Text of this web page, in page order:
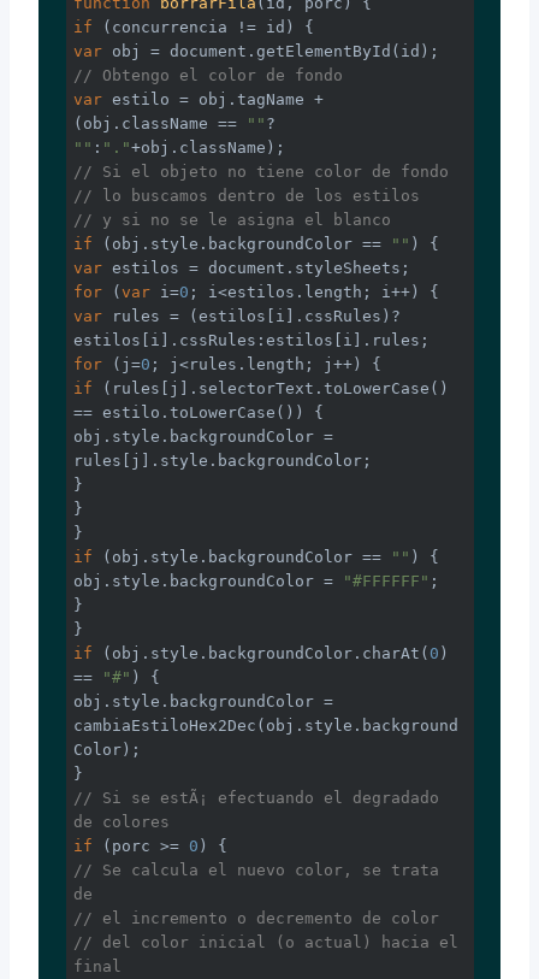
if
var obj = document
// Obtengo el color de fondo
var estilo = obj.tagName +
(obj.className ==
""
"" : "."
// Si el objeto no tiene color de fondo
// lo buscamos dentro de los estilos
// y si no se le asigna el blanco
if (obj.style.backgroundColor == ""
var estilos = document
for ( var i=0
var rules = (estilos[i].cssRules)?
for (j=0
if (rules[j].selectorText.toLowerCase()
== estilo.toLowerCase()) {
obj.style.backgroundColor =
rules[j].style.backgroundColor;
}
}
if (obj.style.backgroundColor == "" ) {
obj.style.backgroundColor =
"#FFFFFF" ;
}
if (obj.style.backgroundColor.charAt( 0 )
==
"#" ) {
obj.style.backgroundColor =
cambiaEstiloHex2Dec(obj.style.background
Color);
// Si se estÃ¡ efectuando el degradado
de colores
if (porc >= 0
// Se calcula el nuevo color, se trata
de
// el incremento o decremento de color
// del color inicial (o actual) hacia el
final